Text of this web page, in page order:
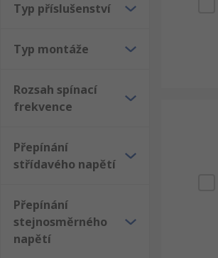
Typ příslušenství
Typ montáže
Rozsah spínací
frekvence
Přepínání
střídavého napětí
Přepínání
stejnosměrného
napětí